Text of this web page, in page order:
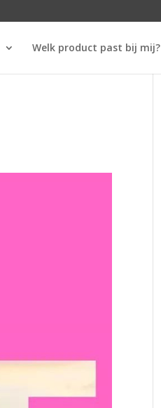
Welk product past bij mij?